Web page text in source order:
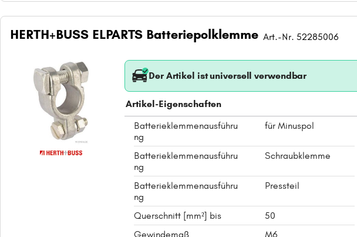
HERTH+BUSS ELPARTS Batteriepolklemme Art.-Nr. 52285006
Der Artikel ist universell verwendbar
Artikel-Eigenschaften
Batterieklemmenausführu
ng
für Minuspol
Batterieklemmenausführu
ng
Schraubklemme
Batterieklemmenausführu
ng
Pressteil
Querschnitt [mm²] bis
50
Gewindemaß
M6